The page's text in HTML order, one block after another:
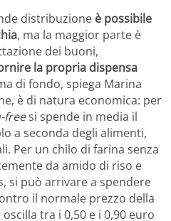
distribuzione è possibile
, ma la maggior parte è
dei buoni,
la propria dispensa
di fondo, spiega Marina
è di natura economica: per
freesi spende in media il
a seconda degli alimenti,
Per un chilo di farina senza
da amido di riso e
si può arrivare a spendere
il normale prezzo della
tra i 0,50 e i 0,90 euro